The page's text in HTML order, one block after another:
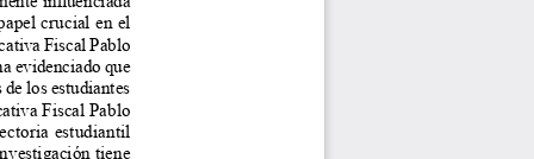
crucial en el
Fiscal Pablo
evidenciado que
los estudiantes
Fiscal Pablo
estudiantil
tiene